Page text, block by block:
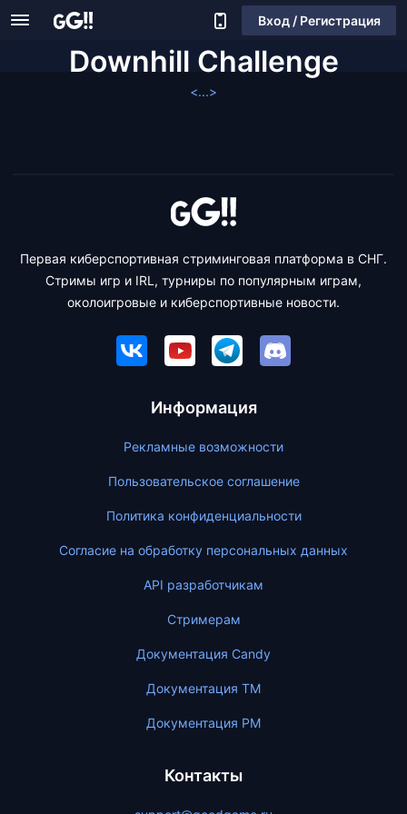
Вход / Регистрация
Downhill Challenge
<...>
Первая киберспортивная стриминговая платформа в СНГ.
Стримы игр и IRL, турниры по популярным играм,
околоигровые и киберспортивные новости.
Информация
Рекламные возможности
Пользовательское соглашение
Политика конфиденциальности
Согласие на обработку персональных данных
API разработчикам
Стримерам
Документация Candy
Документация ТМ
Документация PM
Контакты